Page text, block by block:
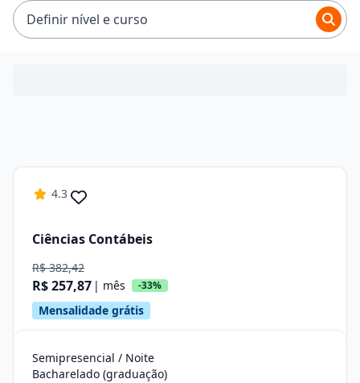
R$ 92,65 e R$ 664,13.
Definir nível e curso
4.3
Ciências Contábeis
R$ 382,42
R$ 257,87 | mês -33%
Mensalidade grátis
Semipresencial / Noite
Bacharelado (graduação)